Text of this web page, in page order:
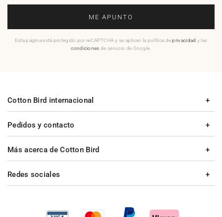
ME APUNTO
Esta página está protegido por reCAPTCHA y se aplican la política deprivacidad y las
condiciones de servicio de Google.
Pedidos y contacto
Más acerca de Cotton Bird
Cotton Bird internacional
Redes sociales